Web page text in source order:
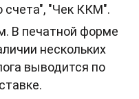
счета", "Чек ККМ".
В печатной форме
нескольких
выводится по